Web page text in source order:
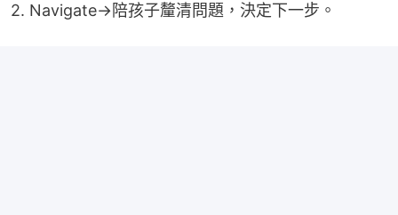
2. Navigate→陪孩子釐清問題，決定下一步。